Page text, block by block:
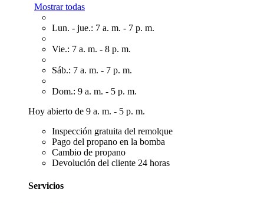
Mostrar todas
Lun. - jue.: 7 a. m. - 7 p. m.
Vie.: 7 a. m. - 8 p. m.
Sáb.: 7 a. m. - 7 p. m.
Dom.: 9 a. m. - 5 p. m.
Hoy abierto de 9 a. m. - 5 p. m.
Inspección gratuita del remolque
Pago del propano en la bomba
Cambio de propano
Devolución del cliente 24 horas
Servicios